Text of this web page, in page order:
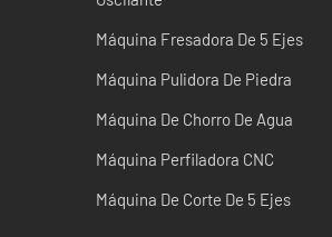
Máquina Fresadora De 5 Ejes
Máquina Pulidora De Piedra
Máquina De Chorro De Agua
Máquina Perfiladora CNC
Máquina De Corte De 5 Ejes